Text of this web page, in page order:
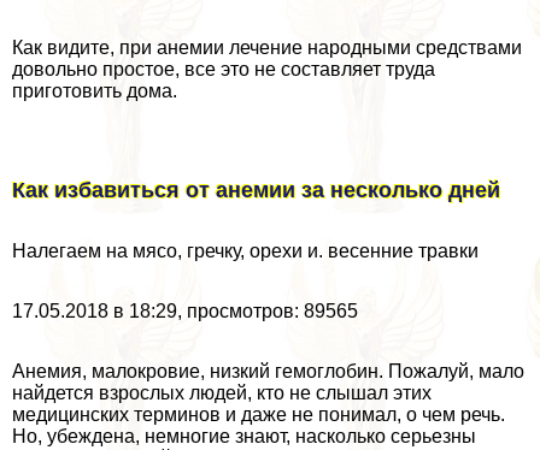
Как видите, при анемии лечение народными средствами
довольно простое, все это не составляет труда
приготовить дома.
Как избавиться от анемии за несколько дней
Налегаем на мясо, гречку, орехи и. весенние травки
17.05.2018 в 18:29, просмотров: 89565
Анемия, малокровие, низкий гемоглобин. Пожалуй, мало
найдется взрослых людей, кто не слышал этих
медицинских терминов и даже не понимал, о чем речь.
Но, убеждена, немногие знают, насколько серьезны